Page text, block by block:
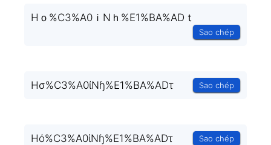
Hｏ%C3%A0ｉNｈ%E1%BA%ADｔ
Sao chép
Hσ%C3%A0ίNɧ%E1%BA%ADτ Sao chép
Hό%C3%A0ίNɧ%E1%BA%ADτ Sao chép